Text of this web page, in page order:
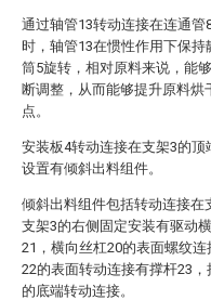
通过轴管13转动连接在连通
时，轴管13在惯性作用下保
筒5旋转，相对原料来说，能
断调整，从而能够提升原料
点。
安装板4转动连接在支架3的
设置有倾斜出料组件。
倾斜出料组件包括转动连接在
支架3的右侧固定安装有驱动
21，横向丝杠20的表面螺纹
22的表面转动连接有撑杆23
的底端转动连接。